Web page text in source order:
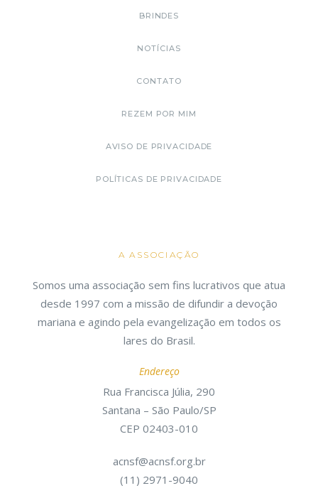
BRINDES
NOTÍCIAS
CONTATO
REZEM POR MIM
AVISO DE PRIVACIDADE
POLÍTICAS DE PRIVACIDADE
A ASSOCIAÇÃO
Somos uma associação sem fins lucrativos que atua
desde 1997 com a missão de difundir a devoção
mariana e agindo pela evangelização em todos os
lares do Brasil.
Endereço
Rua Francisca Júlia, 290
Santana – São Paulo/SP
CEP 02403-010
acnsf@acnsf.org.br
(11) 2971-9040